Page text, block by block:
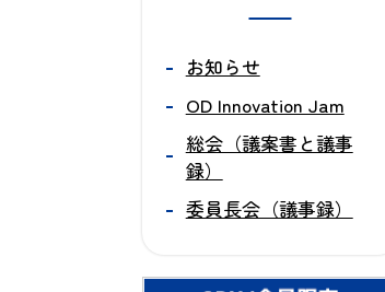
お知らせ
OD Innovation Jam
総会（議案書と議事
録）
委員長会（議事録）